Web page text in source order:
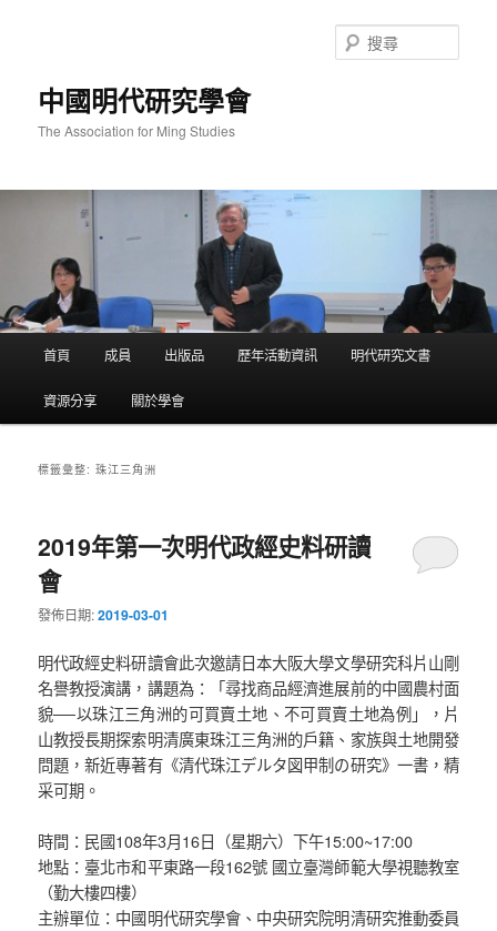
中國明代研究學會
The Association for Ming Studies
尋
首頁 成員 出版品 歷年活動資訊 明代研究文書
資源分享 關於學會
標籤彙整:珠江三角洲
2019年第一次明代政經史料研讀
會
發佈日期:2019-03-01
明代政經史料研讀會此次邀請日本大阪大學文學研究科片山剛
名譽教授演講，講題為：「尋找商品經濟進展前的中國農村面
貌──以珠江三角洲的可買賣土地、不可買賣土地為例」，片
山教授長期探索明清廣東珠江三角洲的戶籍、家族與土地開發
問題，新近專著有《清代珠江デルタ図甲制の研究》一書，精
采可期。
時間：民國108年3月16日（星期六）下午15:00~17:00
地點：臺北市和平東路一段162號 國立臺灣師範大學視聽教室
（勤大樓四樓）
主辦單位：中國明代研究學會、中央研究院明清研究推動委員